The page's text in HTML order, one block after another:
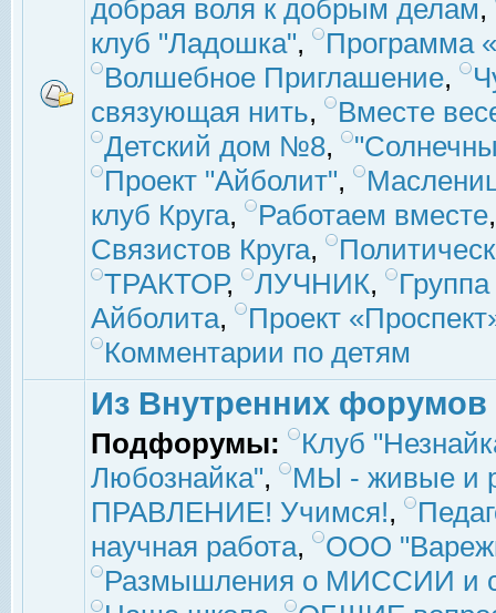
добрая воля к добрым делам,
клуб "Ладошка",
Программа
Волшебное Приглашение,
связующая нить,
Вместе
Детский дом №8,
Проект "Айболит",
клуб Круга, Работаем вместе
Связистов Круга,
ТРАКТОР, ЛУЧНИК,
Айболита,
Проект
Комментарии по детям
Из Внутренних форумов
Подфорумы:
Клуб
Любознайка",
МЫ - живые и
ПРАВЛЕНИЕ! Учимся!,
научная работа,
ООО
Размышления о МИССИИ и